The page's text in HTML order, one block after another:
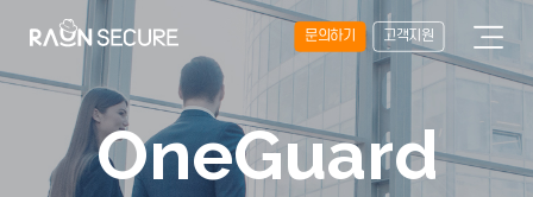
문의하기 고객지원
OneGuard